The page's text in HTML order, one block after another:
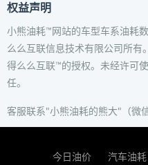
权益声明
小熊油耗™网站的车型车系油耗
么么互联信息技术有限公司所有
得么么互联™的授权。未经许可
任。
客服联系"小熊油耗的熊大"（微
今日油价 汽车油耗